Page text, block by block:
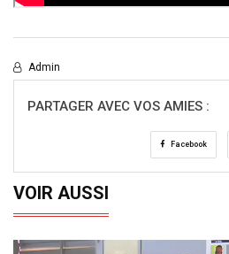
Admin
PARTAGER AVEC VOS AMIES :
Facebook
VOIR AUSSI